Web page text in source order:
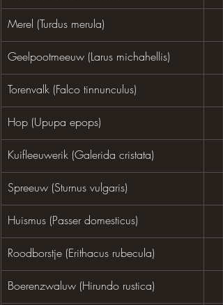
Merel (Turdus merula)
Geelpootmeeuw (Larus michahellis)
Torenvalk (Falco tinnunculus)
Hop (Upupa epops)
Kuifleeuwerik (Galerida cristata)
Spreeuw (Sturnus vulgaris)
Huismus (Passer domesticus)
Roodborstje (Erithacus rubecula)
Boerenzwaluw (Hirundo rustica)